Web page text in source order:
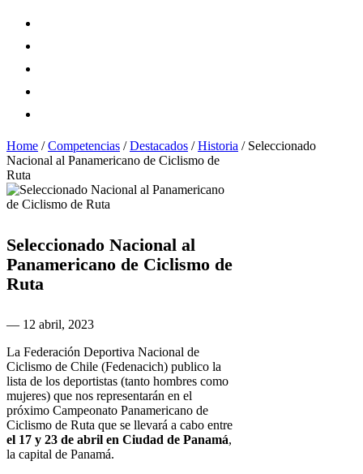
CiclismoLaboral
Home /Competencias /Destacados /Historia / Seleccionado
Nacional al Panamericano de Ciclismo de
Ruta
Seleccionado Nacional al
Panamericano de Ciclismo de
Ruta
— 12 abril, 2023
La Federación Deportiva Nacional de
Ciclismo de Chile (Fedenacich) publico la
lista de los deportistas (tanto hombres como
mujeres) que nos representarán en el
próximo Campeonato Panamericano de
Ciclismo de Ruta que se llevará a cabo entre
el 17 y 23 de abril en Ciudad de Panamá,
la capital de Panamá.